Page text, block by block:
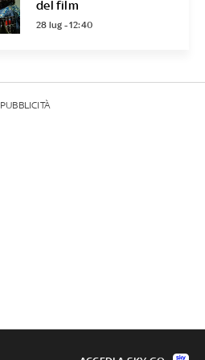
del film
28 lug - 12:40
PUBBLICITÀ